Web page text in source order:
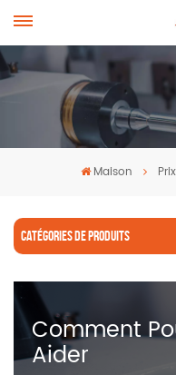
Maison
CATÉGORIES DE PRODUITS
Comment
Aider